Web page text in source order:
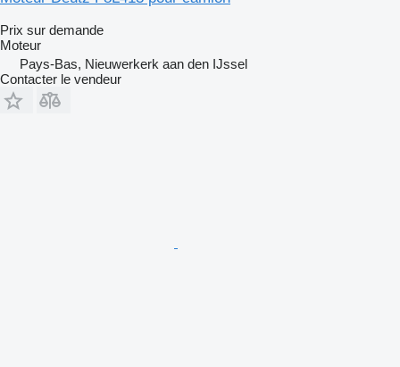
Prix sur demande
Moteur
Pays-Bas, Nieuwerkerk aan den IJssel
Contacter le vendeur